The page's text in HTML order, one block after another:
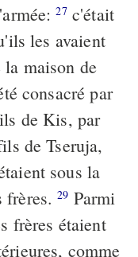
27c'était
les avaient
la maison de
consacré par
de Kis, par
de Tseruja,
sous la
frères.29 Parmi
frères étaient
comme